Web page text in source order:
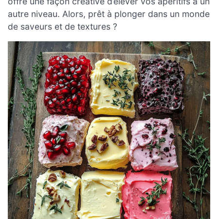
autre niveau. Alors, prêt à plonger dans un monde
de saveurs et de textures ?